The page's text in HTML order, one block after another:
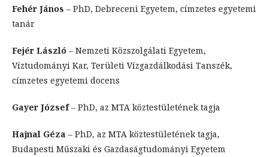
Fehér János – PhD, Debreceni Egyetem, címzetes egyetemi
tanár
Fejér László – Nemzeti Közszolgálati Egyetem,
Víztudományi Kar, Területi Vízgazdálkodási Tanszék,
címzetes egyetemi docens
Gayer József– PhD, az MTA köztestületének tagja
Hajnal Géza – PhD, az MTA köztestületének tagja,
Budapesti Műszaki és Gazdaságtudományi Egyetem